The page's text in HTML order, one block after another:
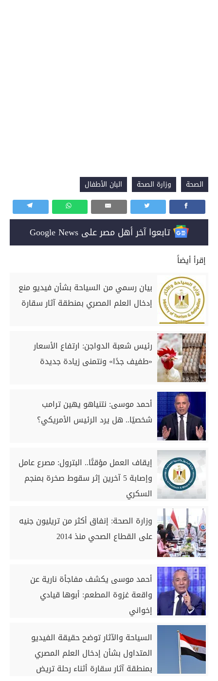
الصحة وزارة الصحة البان الأطفال
تابعوا آخر أهل مصر على Google News
إقرأ أيضاً
بيان رسمي من السياحة بشأن فيديو منع
إدخال العلم المصري بمنطقة آثار سقارة
رئيس شعبة الدواجن: ارتفاع الأسعار
«طفيف جدًا» ونتمنى زيادة جديدة
أحمد موسى: نتنياهو يهين ترامب
شخصيًا.. هل يرد الرئيس الأمريكي؟
إيقاف العمل مؤقتًا.. البترول: مصرع عامل
وإصابة 5 آخرين إثر سقوط صخرة بمنجم
السكري
وزارة الصحة: إنفاق أكثر من تريليون جنيه
على القطاع الصحي منذ 2014
أحمد موسى يكشف مفاجأة نارية عن
واقعة غزوة المطعم: أبوها قيادي
إخواني
السياحة والآثار توضح حقيقة الفيديو
المتداول بشأن إدخال العلم المصري
بمنطقة آثار سقارة أثناء رحلة تريض